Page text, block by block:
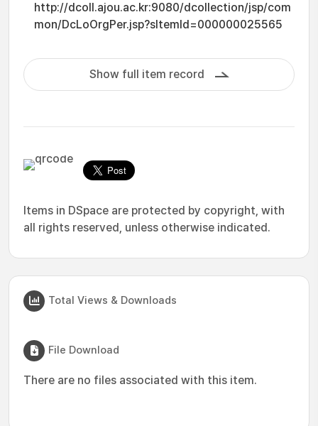
http://dcoll.ajou.ac.kr:9080/dcollection/jsp/com
mon/DcLoOrgPer.jsp?sItemId=000000025565
Show full item record
Items in DSpace are protected by copyright, with
all rights reserved, unless otherwise indicated.
Total Views & Downloads
File Download
There are no files associated with this item.